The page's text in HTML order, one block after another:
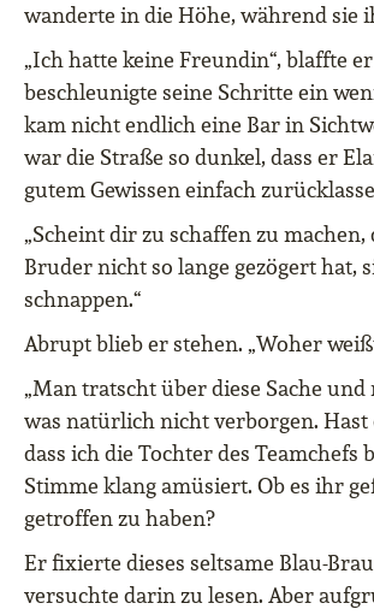
wanderte in die Höhe, während sie
„Ich hatte keine Freundin“, blaffte
beschleunigte seine Schritte ein
kam nicht endlich eine Bar in
war die Straße so dunkel, dass er
gutem Gewissen einfach
„Scheint dir zu schaffen zu machen,
Bruder nicht so lange gezögert hat,
schnappen.“
Abrupt blieb er stehen. „Woher
„Man tratscht über diese Sache
was natürlich nicht verborgen. Hast
dass ich die Tochter des Teamchefs
Stimme klang amüsiert. Ob es ihr
getroffen zu haben?
Er fixierte dieses seltsame Blau-
versuchte darin zu lesen. Aber